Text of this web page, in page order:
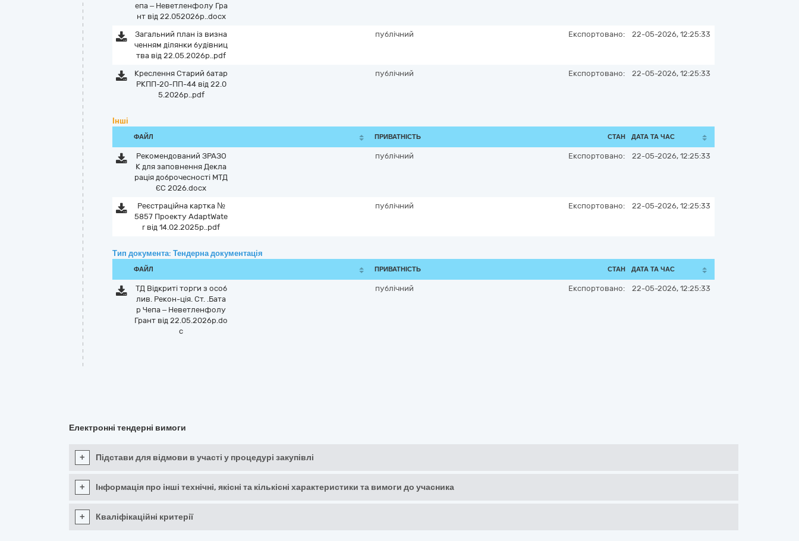
епа – Неветленфолу Гра
нт від 22.052026р..docx
Загальний план із визна
ченням ділянки будівниц
тва від 22.05.2026р..pdf
публічний Експортовано: 22-05-2026, 12:25:33
Креслення Старий батар
РКПП-20-ПП-44 від 22.0
5.2026р..pdf
публічний Експортовано: 22-05-2026, 12:25:33
Інші
ФАЙЛ ПРИВАТНІСТЬ СТАН ДАТА ТА ЧАС
Рекомендований ЗРАЗО
К для заповнення Декла
рація доброчесності МТД
ЄС 2026.docx
публічний Експортовано: 22-05-2026, 12:25:33
Реєстраційна картка №
5857 Проекту AdaptWate
r від 14.02.2025р..pdf
публічний Експортовано: 22-05-2026, 12:25:33
Тип документа: Тендерна документація
ФАЙЛ ПРИВАТНІСТЬ СТАН ДАТА ТА ЧАС
ТД Відкриті торги з особ
лив. Рекон-ція. Ст. .Бата
р Чепа – Неветленфолу
Грант від 22.05.2026р.do
c
публічний Експортовано: 22-05-2026, 12:25:33
Електронні тендерні вимоги
+ Підстави для відмови в участі у процедурі закупівлі
+ Інформація про інші технічні, якісні та кількісні характеристики та вимоги до учасника
+ Кваліфікаційні критерії